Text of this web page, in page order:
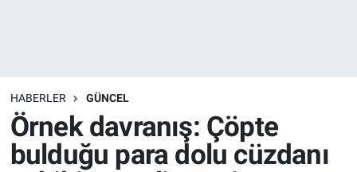
HABERLER GÜNCEL
Örnek davranış: Çöpte
bulduğu para dolu cüzdanı